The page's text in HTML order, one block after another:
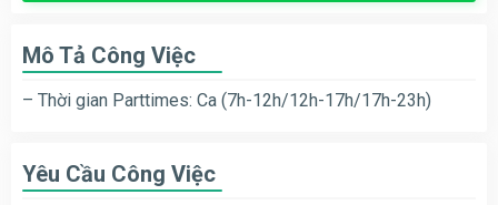
Mô Tả Công Việc
– Thời gian Parttimes: Ca (7h-12h/12h-17h/17h-23h)
Yêu Cầu Công Việc